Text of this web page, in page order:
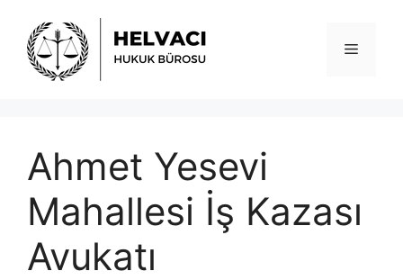
Menü
Ahmet Yesevi
Mahallesi İş Kazası
Avukatı